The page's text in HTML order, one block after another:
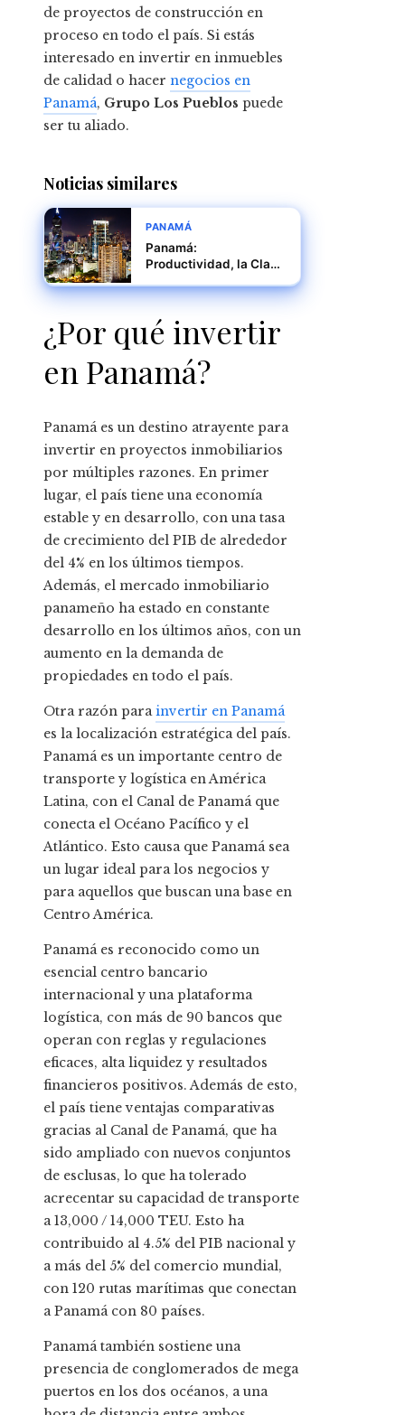
de proyectos de construcción en
proceso en todo el país. Si estás
interesado en invertir en inmuebles
de calidad o hacer negocios en
Panamá, Grupo Los Pueblos puede
ser tu aliado.
Noticias similares
PANAMÁ
Panamá:
Productividad, la Clave
Sostenible
¿Por qué invertir
en Panamá?
Panamá es un destino atrayente para
invertir en proyectos inmobiliarios
por múltiples razones. En primer
lugar, el país tiene una economía
estable y en desarrollo, con una tasa
de crecimiento del PIB de alrededor
del 4% en los últimos tiempos.
Además, el mercado inmobiliario
panameño ha estado en constante
desarrollo en los últimos años, con un
aumento en la demanda de
propiedades en todo el país.
Otra razón parainvertir en Panamá
es la localización estratégica del país.
Panamá es un importante centro de
transporte y logística en América
Latina, con el Canal de Panamá que
conecta el Océano Pacífico y el
Atlántico. Esto causa que Panamá sea
un lugar ideal para los negocios y
para aquellos que buscan una base en
Centro América.
Panamá es reconocido como un
esencial centro bancario
internacional y una plataforma
logística, con más de 90 bancos que
operan con reglas y regulaciones
eficaces, alta liquidez y resultados
financieros positivos. Además de esto,
el país tiene ventajas comparativas
gracias al Canal de Panamá, que ha
sido ampliado con nuevos conjuntos
de esclusas, lo que ha tolerado
acrecentar su capacidad de transporte
a 13,000 / 14,000 TEU. Esto ha
contribuido al 4.5% del PIB nacional y
a más del 5% del comercio mundial,
con 120 rutas marítimas que conectan
a Panamá con 80 países.
Panamá también sostiene una
presencia de conglomerados de mega
puertos en los dos océanos, a una